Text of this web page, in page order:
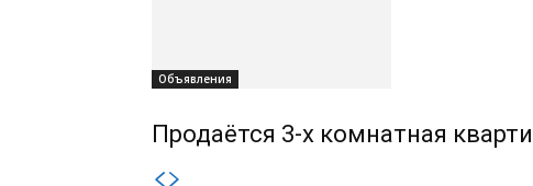
Объявления
Продаётся 3-х комнатная